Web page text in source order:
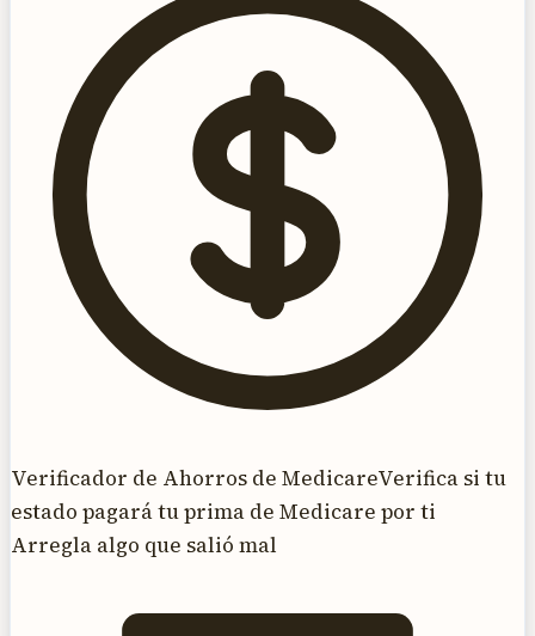
Verificador de Ahorros de MedicareVerifica si tu
estado pagará tu prima de Medicare por ti
Arregla algo que salió mal